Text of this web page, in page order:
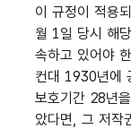
이 규정이 적용
월 1일 당시 해
속하고 있어야
컨대 1930년에
보호기간 28년
았다면, 그 저작